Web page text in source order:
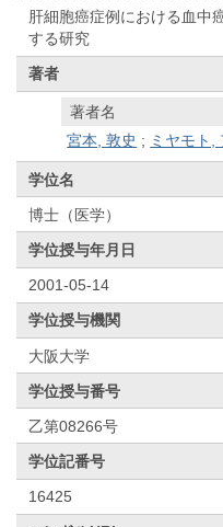
肝細胞癌症例における血中
する研究
著者
著者名
宮本, 敦史 ; ミヤモト,
学位名
博士（医学）
学位授与年月日
2001-05-14
学位授与機関
大阪大学
学位授与番号
乙第08266号
学位記番号
16425